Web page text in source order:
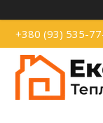
+380 (93) 535-